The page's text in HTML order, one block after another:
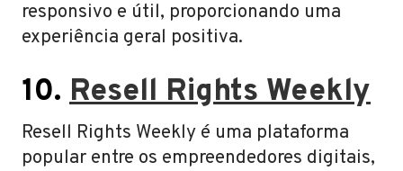
responsivo e útil, proporcionando uma
experiência geral positiva.
10. Resell Rights Weekly
Resell Rights Weekly é uma plataforma
popular entre os empreendedores digitais,